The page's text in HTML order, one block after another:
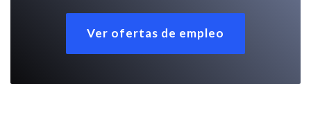
Ver ofertas de empleo